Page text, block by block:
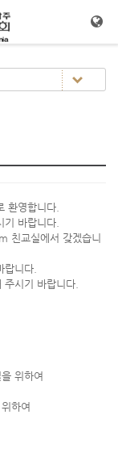
환영합니다.
바랍니다.
교실에서 갖겠습니
니다.
시기 바랍니다.
위하여
하여